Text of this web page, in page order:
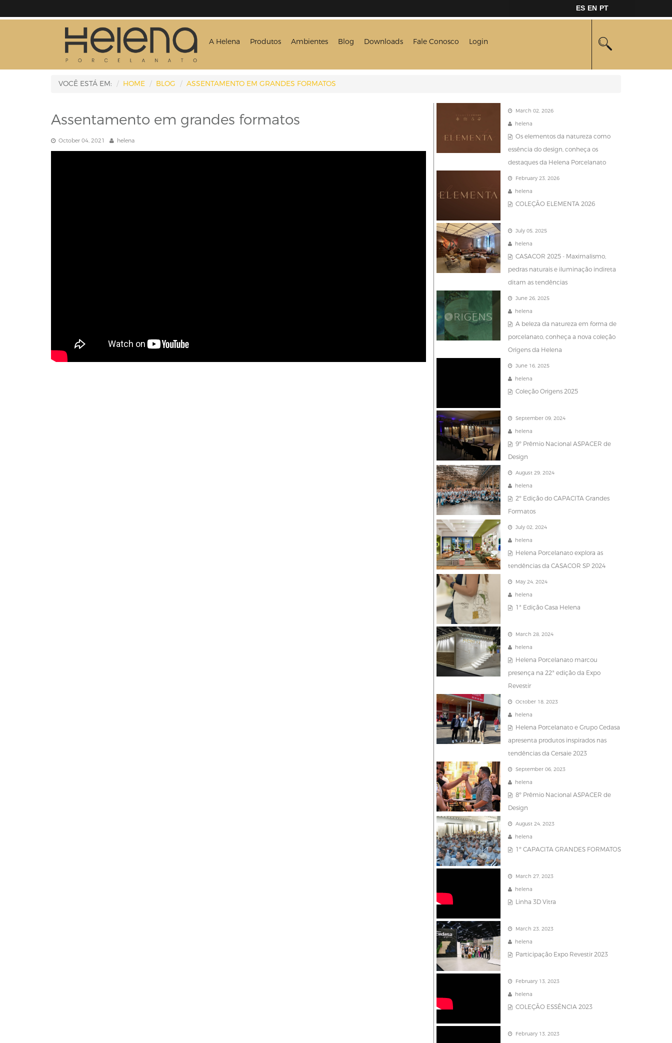
PT
EN
ES
A Helena Produtos Ambientes Blog Downloads Fale Conosco Login
VOCÊ ESTÁ EM: HOME BLOG ASSENTAMENTO EM GRANDES FORMATOS
Assentamento em grandes formatos
October 04, 2021 helena
March 02, 2026
helena
Os elementos da natureza como
essência do design, conheça os
destaques da Helena Porcelanato
February 23, 2026
helena
COLEÇÃO ELEMENTA 2026
July 05, 2025
helena
CASACOR 2025 - Maximalismo,
pedras naturais e iluminação indireta
ditam as tendências
June 26, 2025
helena
A beleza da natureza em forma de
porcelanato, conheça a nova coleção
Origens da Helena
June 16, 2025
helena
Coleção Origens 2025
September 09, 2024
helena
9º Prêmio Nacional ASPACER de
Design
August 29, 2024
helena
2º Edição do CAPACITA Grandes
Formatos
July 02, 2024
helena
Helena Porcelanato explora as
tendências da CASACOR SP 2024
May 24, 2024
helena
1ª Edição Casa Helena
March 28, 2024
helena
Helena Porcelanato marcou
presença na 22ª edição da Expo
Revestir
October 18, 2023
helena
Helena Porcelanato e Grupo Cedasa
apresenta produtos inspirados nas
tendências da Cersaie 2023
September 06, 2023
helena
8º Prêmio Nacional ASPACER de
Design
August 24, 2023
helena
1º CAPACITA GRANDES FORMATOS
March 27, 2023
helena
Linha 3D Vitra
March 23, 2023
helena
Participação Expo Revestir 2023
February 13, 2023
helena
COLEÇÃO ESSÊNCIA 2023
February 13, 2023